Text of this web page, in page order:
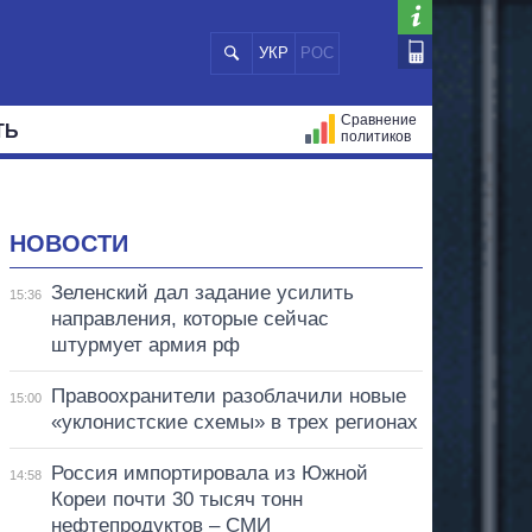
УКР РОС
Сравнение
политиков
НОВОСТИ
15:36
Зеленский дал задание усилить
направления, которые сейчас
штурмует армия рф
15:00
Правоохранители разоблачили новые
«уклонистские схемы» в трех регионах
14:58
Россия импортировала из Южной
Кореи почти 30 тысяч тонн
нефтепродуктов – СМИ